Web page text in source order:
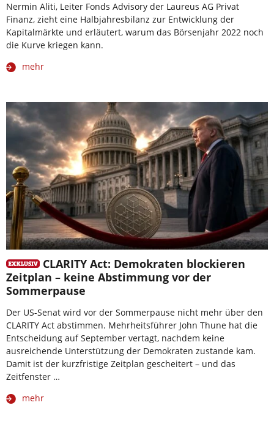
Nermin Aliti, Leiter Fonds Advisory der Laureus AG Privat
Finanz, zieht eine Halbjahresbilanz zur Entwicklung der
Kapitalmärkte und erläutert, warum das Börsenjahr 2022 noch
die Kurve kriegen kann.
mehr
CLARITY Act: Demokraten blockieren
Zeitplan – keine Abstimmung vor der
Sommerpause
Der US-Senat wird vor der Sommerpause nicht mehr über den
CLARITY Act abstimmen. Mehrheitsführer John Thune hat die
Entscheidung auf September vertagt, nachdem keine
ausreichende Unterstützung der Demokraten zustande kam.
Damit ist der kurzfristige Zeitplan gescheitert – und das
Zeitfenster …
mehr